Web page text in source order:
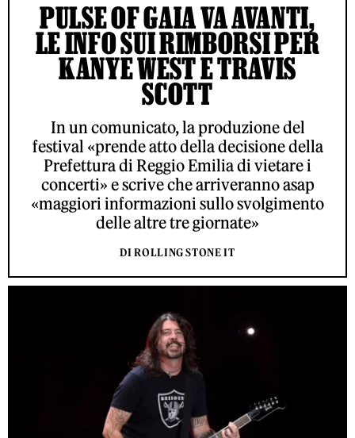
PULSE OF GAIA VA AVANTI,
LE INFO SUI RIMBORSI PER
KANYE WEST E TRAVIS
SCOTT
In un comunicato, la produzione del
festival «prende atto della decisione della
Prefettura di Reggio Emilia di vietare i
concerti» e scrive che arriveranno asap
«maggiori informazioni sullo svolgimento
delle altre tre giornate»
DI ROLLING STONE IT